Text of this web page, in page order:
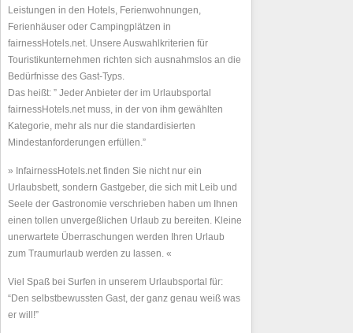
Leistungen in den Hotels, Ferienwohnungen,
Ferienhäuser oder Campingplätzen in
fairnessHotels.net. Unsere Auswahlkriterien für
Touristikunternehmen richten sich ausnahmslos an die
Bedürfnisse des Gast-Typs.
Das heißt: ” Jeder Anbieter der im Urlaubsportal
fairnessHotels.net muss, in der von ihm gewählten
Kategorie, mehr als nur die standardisierten
Mindestanforderungen erfüllen.”
» InfairnessHotels.net finden Sie nicht nur ein
Urlaubsbett, sondern Gastgeber, die sich mit Leib und
Seele der Gastronomie verschrieben haben um Ihnen
einen tollen unvergeßlichen Urlaub zu bereiten. Kleine
unerwartete Überraschungen werden Ihren Urlaub
zum Traumurlaub werden zu lassen. «
Viel Spaß bei Surfen in unserem Urlaubsportal für:
“Den selbstbewussten Gast, der ganz genau weiß was
er will!”